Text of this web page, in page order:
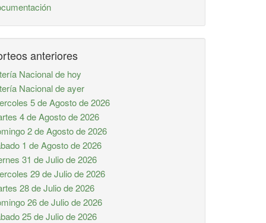
anteriores
Nacional de hoy
Nacional de ayer
5 de Agosto de 2026
4 de Agosto de 2026
2 de Agosto de 2026
1 de Agosto de 2026
31 de Julio de 2026
29 de Julio de 2026
28 de Julio de 2026
26 de Julio de 2026
25 de Julio de 2026